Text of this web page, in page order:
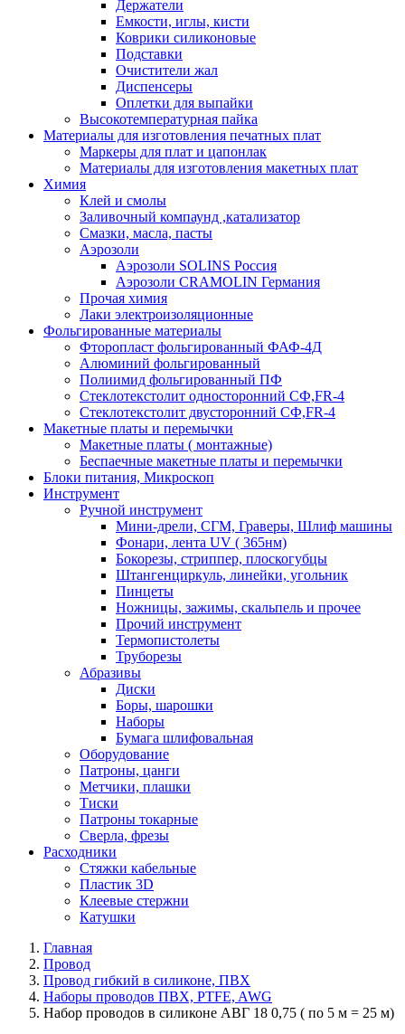
Держатели
Емкости, иглы, кисти
Коврики силиконовые
Подставки
Очистители жал
Диспенсеры
Оплетки для выпайки
Высокотемпературная пайка
Материалы для изготовления печатных плат
Маркеры для плат и цапонлак
Материалы для изготовления макетных плат
Химия
Клей и смолы
Заливочный компаунд ,катализатор
Смазки, масла, пасты
Аэрозоли
Аэрозоли SOLINS Россия
Аэрозоли CRAMOLIN Германия
Прочая химия
Лаки электроизоляционные
Фольгированные материалы
Фторопласт фольгированный ФАФ-4Д
Алюминий фольгированный
Полиимид фольгированный ПФ
Стеклотекстолит односторонний CФ,FR-4
Стеклотекстолит двусторонний СФ,FR-4
Макетные платы и перемычки
Макетные платы ( монтажные)
Беспаечные макетные платы и перемычки
Блоки питания, Микроскоп
Инструмент
Ручной инструмент
Мини-дрели, СГМ, Граверы, Шлиф машины
Фонари, лента UV ( 365нм)
Бокорезы, cтриппер, плоскогубцы
Штангенциркуль, линейки, угольник
Пинцеты
Ножницы, зажимы, скальпель и прочее
Прочий инструмент
Термопистолеты
Труборезы
Абразивы
Диски
Боры, шарошки
Наборы
Бумага шлифовальная
Оборудование
Патроны, цанги
Метчики, плашки
Тиски
Патроны токарные
Сверла, фрезы
Расходники
Стяжки кабельные
Пластик 3D
Клеевые стержни
Катушки
Главная
Провод
Провод гибкий в силиконе, ПВХ
Наборы проводов ПВХ, PTFE, AWG
Набор проводов в силиконе АВГ 18 0,75 ( по 5 м = 25 м)